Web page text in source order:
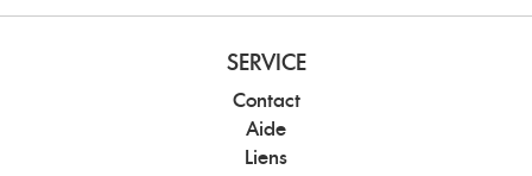
SERVICE
Contact
Aide
Liens